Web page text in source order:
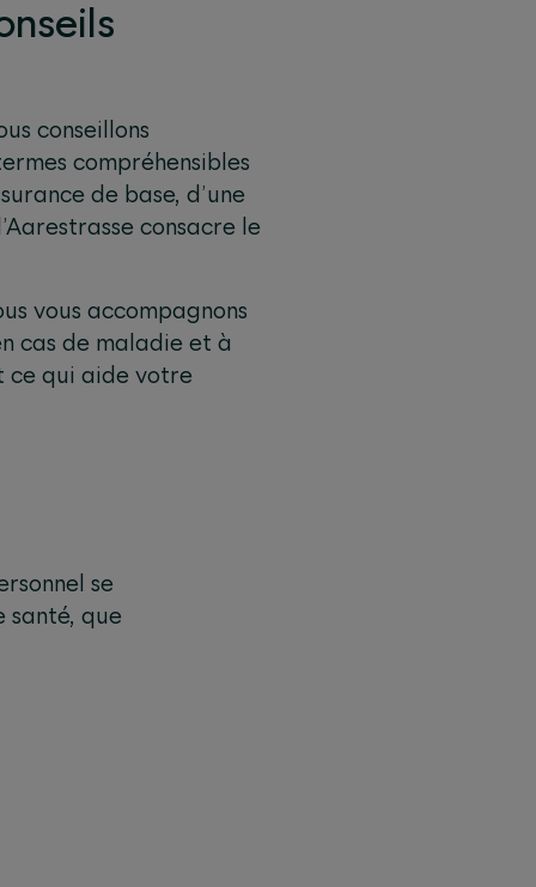
conseillons
compréhensibles
de base, d’une
’Aarestrasse consacre le
vous accompagnons
cas de maladie et à
ce qui aide votre
se
santé, que